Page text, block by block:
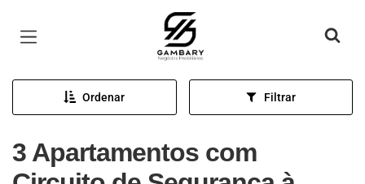
Página inicial
Ordenar Filtrar
3 Apartamentos com